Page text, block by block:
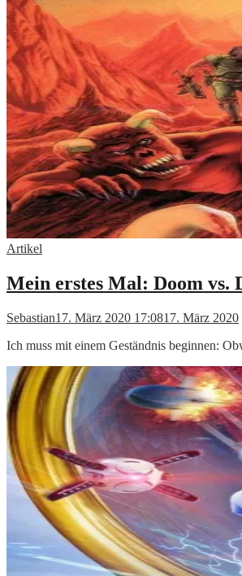
Artikel
Mein erstes Mal: Doom vs.
Sebastian17. März 2020 17:0817. März 2020
Ich muss mit einem Geständnis beginnen: